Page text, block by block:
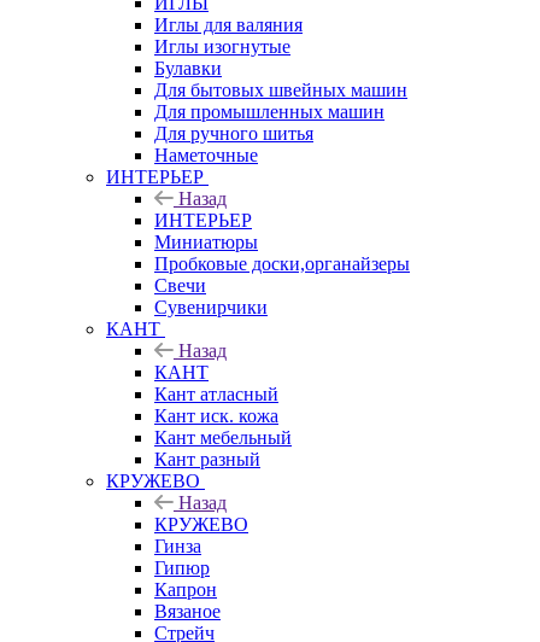
Иглы для валяния
Иглы изогнутые
Булавки
Для бытовых швейных машин
Для промышленных машин
Для ручного шитья
Наметочные
ИНТЕРЬЕР
Назад
ИНТЕРЬЕР
Миниатюры
Пробковые доски,органайзеры
Свечи
Сувенирчики
КАНТ
Назад
КАНТ
Кант атласный
Кант иск. кожа
Кант мебельный
Кант разный
КРУЖЕВО
Назад
КРУЖЕВО
Гинза
Гипюр
Капрон
Вязаное
Стрейч